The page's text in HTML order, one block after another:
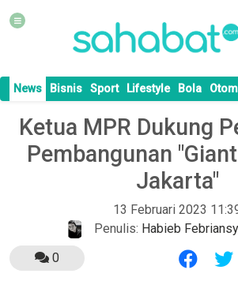
News Bisnis Sport Lifestyle Bola
Ketua MPR Dukung
Pembangunan "Giant
Jakarta"
13 Februari 2023
Penulis: Habieb
0